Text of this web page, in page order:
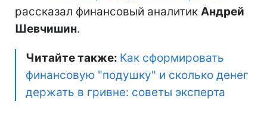
рассказал финансовый аналитик Андрей
Шевчишин.
Читайте также: Как сформировать
финансовую "подушку" и сколько денег
держать в гривне: советы эксперта